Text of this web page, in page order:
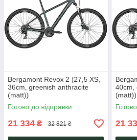
Bergamont Revox 2 (27,5 XS,
36cm, greenish anthracite
(matt))
Готово до відправки
21 334 ₴ 32 821 ₴
40cm,
(matt))
21